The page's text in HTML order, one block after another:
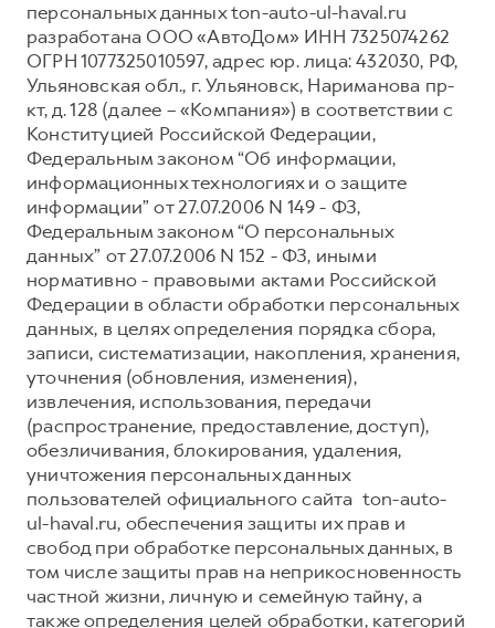
DARGO
от 3 199 000 ₽
DARGO X
от 3 499 000 ₽
F7
от 2 899 000 ₽ от 3 599 000 ₽
POER
от 3 449 000 ₽
Тест-драйв
Трейд-ин
КРЕДИТ И СТРАХОВАНИЕ
Кредитный калькулятор
Страхование
Кредит
КОРПОРАТИВНЫМ КЛИЕНТАМ
Для малого бизнеса
Корпоративным клиентам
Крупным корпоративным клиентам
Система управления автопарком
Сервис для корпоративных клиентов
HAVAL Лизинг
АКСЕССУАРЫ HAVAL
СЕРВИСНОЕ ОБСЛУЖИВАНИЕ
Нулевое ТО
Программа «Помощь на дороге»
Регламенты технического обслуживания
Электронный ПТС
ПОДДЕРЖКА
GWM Безопасность
Гарантия HAVAL
Мобильное приложение GWM
Программа «HAVAL Защита+»
Руководства по эксплуатации
Подписки
АКСЕССУАРЫ HAVAL
Автомобильные аксессуары
Коллекция CITY
О дилере
Наша команда
Контакты
персональных данных ton-auto-ul-haval.ru
разработана ООО «АвтоДом» ИНН 7325074262
ОГРН 1077325010597, адрес юр. лица: 432030, РФ,
Ульяновская обл., г. Ульяновск, Нариманова пр-
кт, д. 128 (далее – «Компания») в соответствии с
Конституцией Российской Федерации,
Федеральным законом “Об информации,
информационных технологиях и о защите
информации” от 27.07.2006 N 149 - ФЗ,
Федеральным законом “О персональных
данных” от 27.07.2006 N 152 - ФЗ, иными
нормативно - правовыми актами Российской
Федерации в области обработки персональных
данных, в целях определения порядка сбора,
записи, систематизации, накопления, хранения,
уточнения (обновления, изменения),
извлечения, использования, передачи
(распространение, предоставление, доступ),
обезличивания, блокирования, удаления,
уничтожения персональных данных
пользователей официального сайта ton-auto-
ul-haval.ru, обеспечения защиты их прав и
свобод при обработке персональных данных, в
том числе защиты прав на неприкосновенность
частной жизни, личную и семейную тайну, а
также определения целей обработки, категорий